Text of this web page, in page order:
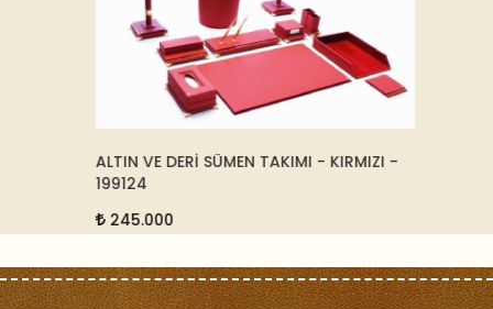
ALTIN VE DERİ SÜMEN TAKIMI - KIRMIZI -
199124
245.000